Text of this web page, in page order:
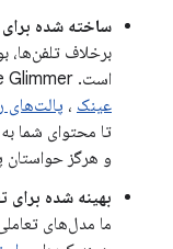
ساخته شده
برخلاف
است. Jetpack Compose Glimmer
عینک ، پالت‌های
تا محتوای شما
و هرگز حواستان
بهینه شده
ما مدل‌های